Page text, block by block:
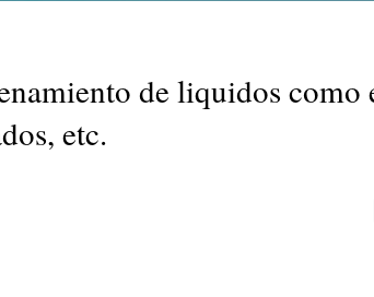
de liquidos como
etc.